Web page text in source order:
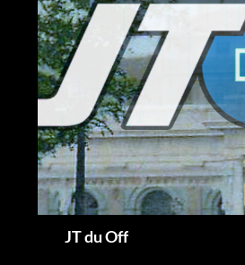
JT du Off